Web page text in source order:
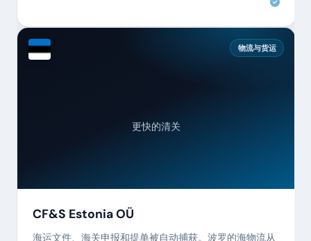
物流与货运
更快的清关
CF&S Estonia OÜ
海运文件、海关申报和提单被自动捕获。波罗的海物流从